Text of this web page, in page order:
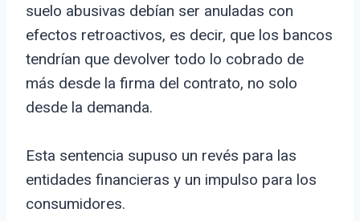
suelo abusivas debían ser anuladas con
efectos retroactivos, es decir, que los bancos
tendrían que devolver todo lo cobrado de
más desde la firma del contrato, no solo
desde la demanda.
Esta sentencia supuso un revés para las
entidades financieras y un impulso para los
consumidores.